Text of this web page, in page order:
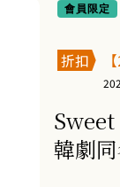
會員限定
折扣
韓劇